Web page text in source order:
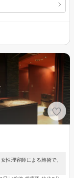
性理容師による施術で、